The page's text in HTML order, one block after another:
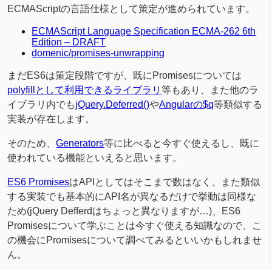
ECMAScriptの言語仕様として策定が進められています。
ECMAScript Language Specification ECMA-262 6th
Edition – DRAFT
domenic/promises-unwrapping
まだES6は策定段階ですが、既にPromisesについては
polyfillとして利用できるライブラリ等もあり、また他のラ
イブラリ内でもjQuery.Deferred()やAngularの$q等類似する
実装が存在します。
そのため、Generators等に比べると今すぐ使えるし、既に
使われている機能といえると思います。
ES6 PromisesはAPIとしてはそこまで数はなく、また類似
する実装でも基本的にAPI名が異なるだけで挙動は同様な
ため(jQuery Defferdはちょっと異なりますが…)、ES6
Promisesについて学ぶことは今すぐ使える知識なので、こ
の機会にPromisesについて調べてみるといいかもしれませ
ん。